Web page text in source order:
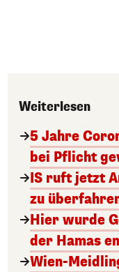
Weiterlesen
5 Jahre
bei Pflicht
IS ruft jetzt
zu
Hier wurde
der Hamas
Wien-